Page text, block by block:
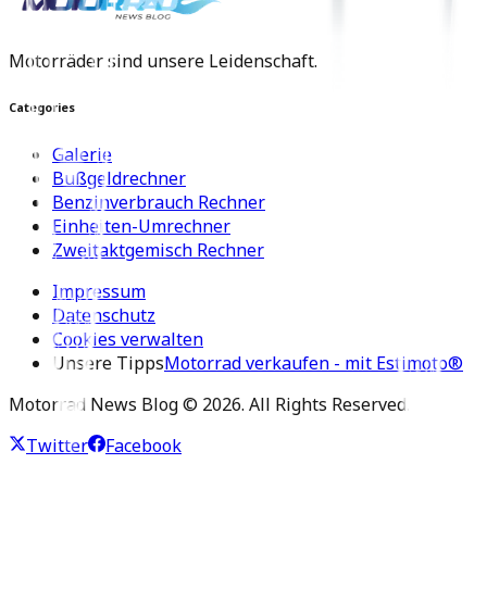
Motorräder sind unsere Leidenschaft.
Categories
Galerie
Bußgeldrechner
Benzinverbrauch Rechner
Einheiten-Umrechner
Zweitaktgemisch Rechner
Impressum
Datenschutz
Cookies verwalten
Unsere TippsMotorrad verkaufen - mit Estimoto®
Motorrad News Blog © 2026. All Rights Reserved.
Twitter
Facebook